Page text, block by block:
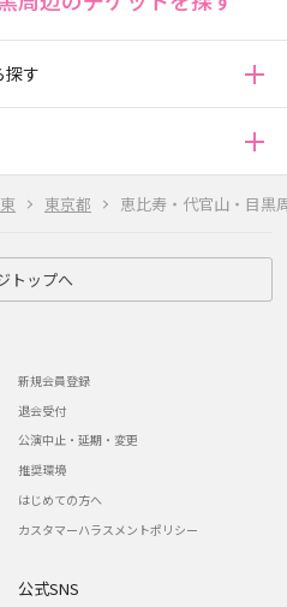
東京都 恵比寿・代官山・目黒
探す
トップへ
新規会員登録
退会受付
公演中止・延期・変更
推奨環境
はじめての方へ
カスタマーハラスメントポリシー
公式SNS